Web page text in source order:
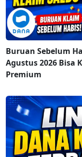
Buruan Sebelum
Agustus 2026 Bisa
Premium